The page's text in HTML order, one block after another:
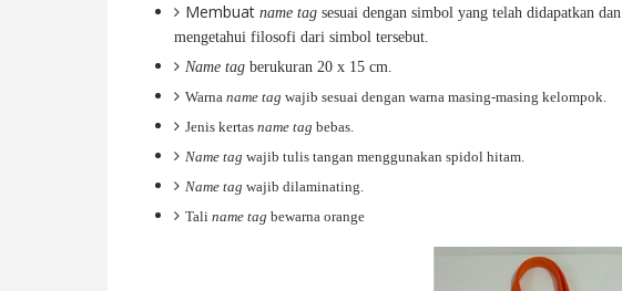
Membuat name tag sesuai dengan simbol yang telah didapatkan dan
mengetahui filosofi dari simbol tersebut.
Name tag berukuran 20 x 15 cm.
Warna name tag wajib sesuai dengan warna masing-masing kelompok.
Jenis kertas name tag bebas.
Name tag wajib tulis tangan menggunakan spidol hitam.
Name tag wajib dilaminating.
Tali name tag bewarna orange